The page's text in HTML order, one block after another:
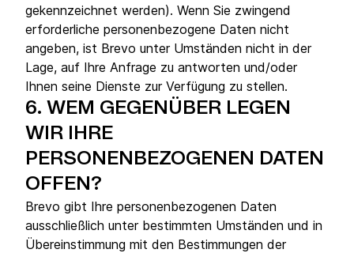
gekennzeichnet werden). Wenn Sie zwingend
erforderliche personenbezogene Daten nicht
angeben, ist Brevo unter Umständen nicht in der
Lage, auf Ihre Anfrage zu antworten und/oder
Ihnen seine Dienste zur Verfügung zu stellen.
6. WEM GEGENÜBER LEGEN
WIR IHRE
PERSONENBEZOGENEN DATEN
OFFEN?
Brevo gibt Ihre personenbezogenen Daten
ausschließlich unter bestimmten Umständen und in
Übereinstimmung mit den Bestimmungen der